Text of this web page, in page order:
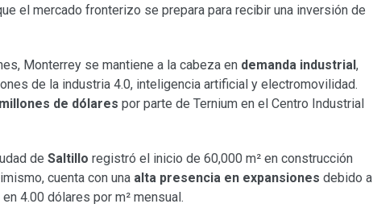
el mercado fronterizo se prepara para recibir una inversión de
Monterrey se mantiene a la cabeza en demanda industrial ,
de la industria 4.0, inteligencia artificial y electromovilidad.
de dólares por parte de Ternium en el Centro Industrial
de Saltillo registró el inicio de 60,000 m² en construcción
cuenta con una alta presencia en expansiones debido a
4.00 dólares por m² mensual.